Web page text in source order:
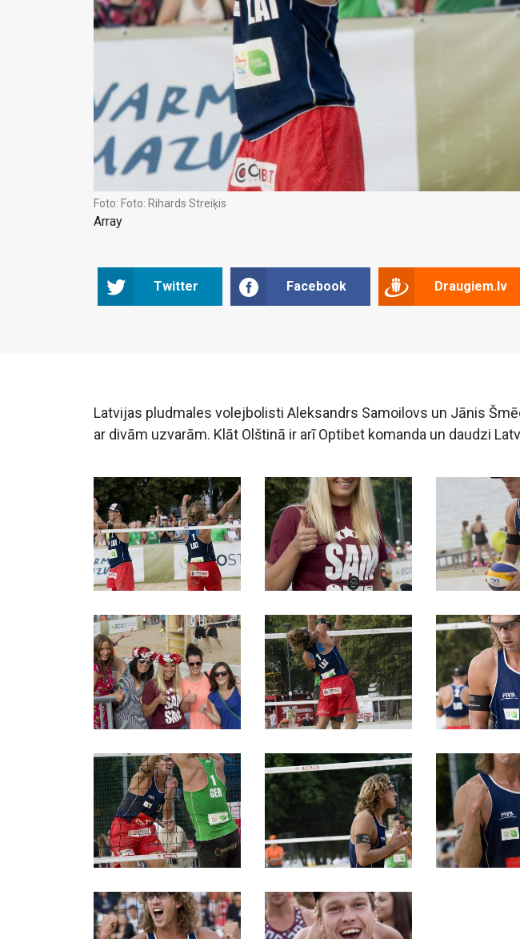
Foto: Foto: Rihards Streiķis
Array
Twitter Facebook Draugiem.lv
Latvijas pludmales volejbolisti Aleksandrs Samoilovs un Jānis
ar divām uzvarām. Klāt Olštinā ir arī Optibet komanda un daudzi